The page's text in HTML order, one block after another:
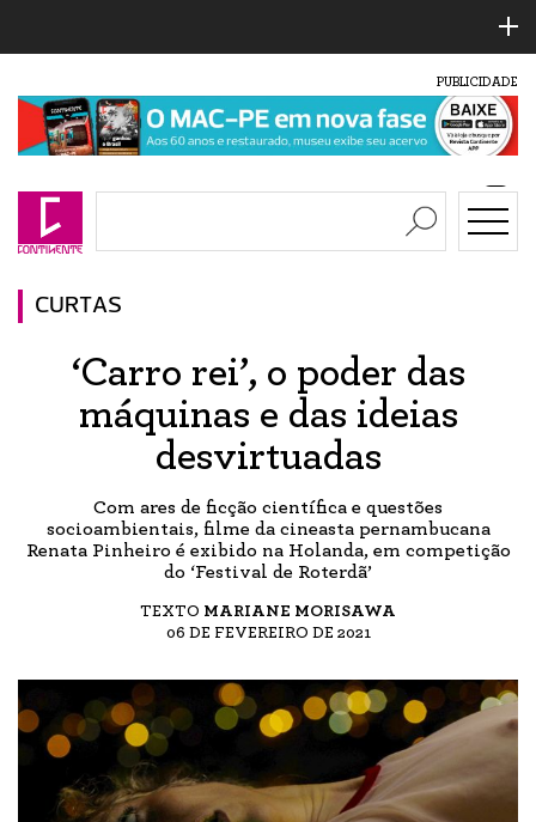
PUBLICIDADE
CURTAS
‘Carro rei’, o poder das
máquinas e das ideias
desvirtuadas
Com ares de ficção científica e questões
socioambientais, filme da cineasta pernambucana
Renata Pinheiro é exibido na Holanda, em competição
do ‘Festival de Roterdã’
TEXTO MARIANE MORISAWA
06 DE FEVEREIRO DE 2021